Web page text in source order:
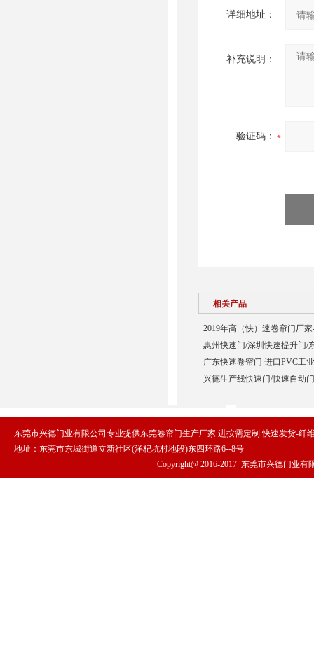
详细地址：
补充说明：
验证码：
相关产品
2019年高（快）速卷帘门厂
惠州快速门/深圳快速提升门/
广东快速卷帘门 进口PVC工
兴德生产线快速门/快速自动
东莞市兴德门业有限公司专业提供东莞卷帘门生产厂家 进按需定制 快速发货-纤
地址：东莞市东城街道立新社区(洋杞坑村地段)东四环路6--8号
Copyright@ 2016-2017 东莞市兴德门业有